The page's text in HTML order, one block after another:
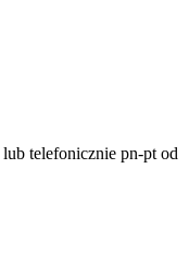
lub telefonicznie pn-pt od